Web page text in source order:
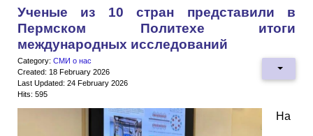
Ученые из 10 стран представили в
Пермском Политехе итоги
международных исследований
Category: СМИ о нас
Created: 18 February 2026
Last Updated: 24 February 2026
Hits: 595
На